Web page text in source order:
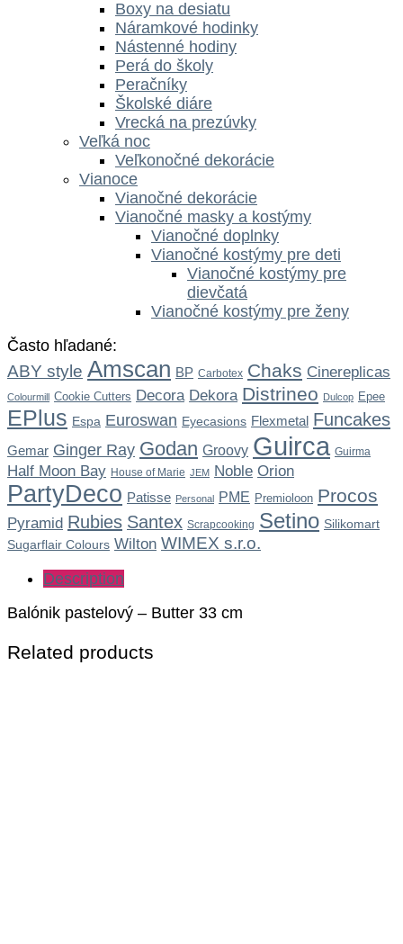
Boxy na desiatu
Náramkové hodinky
Nástenné hodiny
Perá do školy
Peračníky
Školské diáre
Vrecká na prezúvky
Veľká noc
Veľkonočné dekorácie
Vianoce
Vianočné dekorácie
Vianočné masky a kostýmy
Vianočné doplnky
Vianočné kostýmy pre deti
Vianočné kostýmy pre
dievčatá
Vianočné kostýmy pre ženy
Často hľadané:
ABY style Amscan BP Carbotex Chaks Cinereplicas
Colourmill Cookie Cutters Decora Dekora Distrineo Dulcop Epee
EPlus Espa Euroswan Eyecasions Flexmetal Funcakes
Gemar Ginger Ray Godan Groovy Guirca Guirma
Half Moon Bay House of Marie JEM Noble Orion
PartyDeco Patisse Personal PME Premioloon Procos
Pyramid Rubies Santex Scrapcooking Setino Silikomart
Sugarflair Colours Wilton WIMEX s.r.o.
Description
Balónik pastelový – Butter 33 cm
Related products